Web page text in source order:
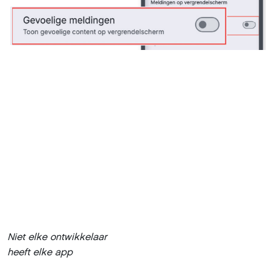
Niet elke ontwikkelaar
heeft elke app